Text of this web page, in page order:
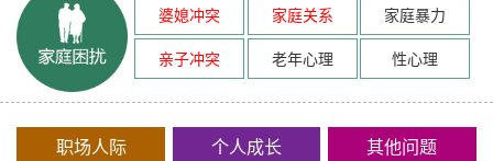
婆媳冲突 家庭关系
家庭暴力
亲子冲突
老年心理 性心理
职场人际 个人成长 其他问题